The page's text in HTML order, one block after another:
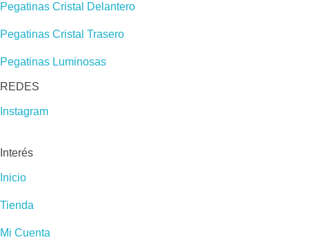
Pegatinas Cristal Delantero
Pegatinas Cristal Trasero
Pegatinas Luminosas
REDES​
Instagram
Interés
Inicio
Tienda
Mi Cuenta